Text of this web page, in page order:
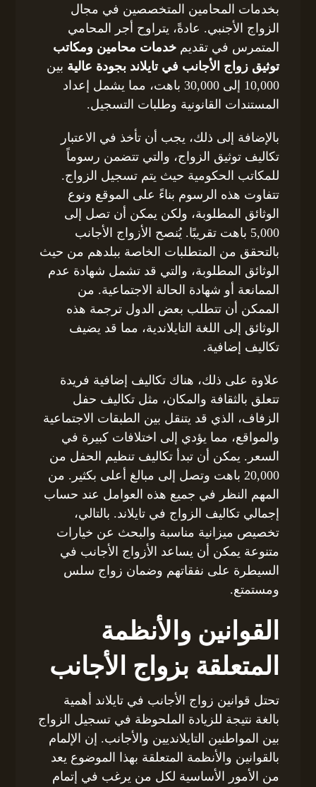
بخدمات المحامين المتخصصين في مجال
الزواج الأجنبي. عادةً، يتراوح أجر المحامي
المتمرس في تقديمخدمات محامين ومكاتب
توثيق زواج الأجانب في تايلاند بجودة عالية بين
10,000 إلى 30,000 باهت، مما يشمل إعداد
المستندات القانونية وطلبات التسجيل.
بالإضافة إلى ذلك، يجب أن تأخذ في الاعتبار
تكاليف توثيق الزواج، والتي تتضمن رسوماً
للمكاتب الحكومية حيث يتم تسجيل الزواج.
تتفاوت هذه الرسوم بناءً على الموقع ونوع
الوثائق المطلوبة، ولكن يمكن أن تصل إلى
5,000 باهت تقريبًا. يُنصح الأزواج الأجانب
بالتحقق من المتطلبات الخاصة ببلدهم من حيث
الوثائق المطلوبة، والتي قد تشمل شهادة عدم
الممانعة أو شهادة الحالة الاجتماعية. من
الممكن أن تتطلب بعض الدول ترجمة هذه
الوثائق إلى اللغة التايلاندية، مما قد يضيف
تكاليف إضافية.
علاوة على ذلك، هناك تكاليف إضافية فريدة
تتعلق بالثقافة والمكان، مثل تكاليف حفل
الزفاف، الذي قد يتنقل بين الطبقات الاجتماعية
والمواقع، مما يؤدي إلى اختلافات كبيرة في
السعر. يمكن أن تبدأ تكاليف تنظيم الحفل من
20,000 باهت وتصل إلى مبالغ أعلى بكثير. من
المهم النظر في جميع هذه العوامل عند حساب
إجمالي تكاليف الزواج في تايلاند. بالتالي،
تخصيص ميزانية مناسبة والبحث عن خيارات
متنوعة يمكن أن يساعد الأزواج الأجانب في
السيطرة على نفقاتهم وضمان زواج سلس
ومستمتع.
القوانين والأنظمة
المتعلقة بزواج الأجانب
تحتل قوانين زواج الأجانب في تايلاند أهمية
بالغة نتيجة للزيادة الملحوظة في تسجيل الزواج
بين المواطنين التايلانديين والأجانب. إن الإلمام
بالقوانين والأنظمة المتعلقة بهذا الموضوع يعد
من الأمور الأساسية لكل من يرغب في إتمام